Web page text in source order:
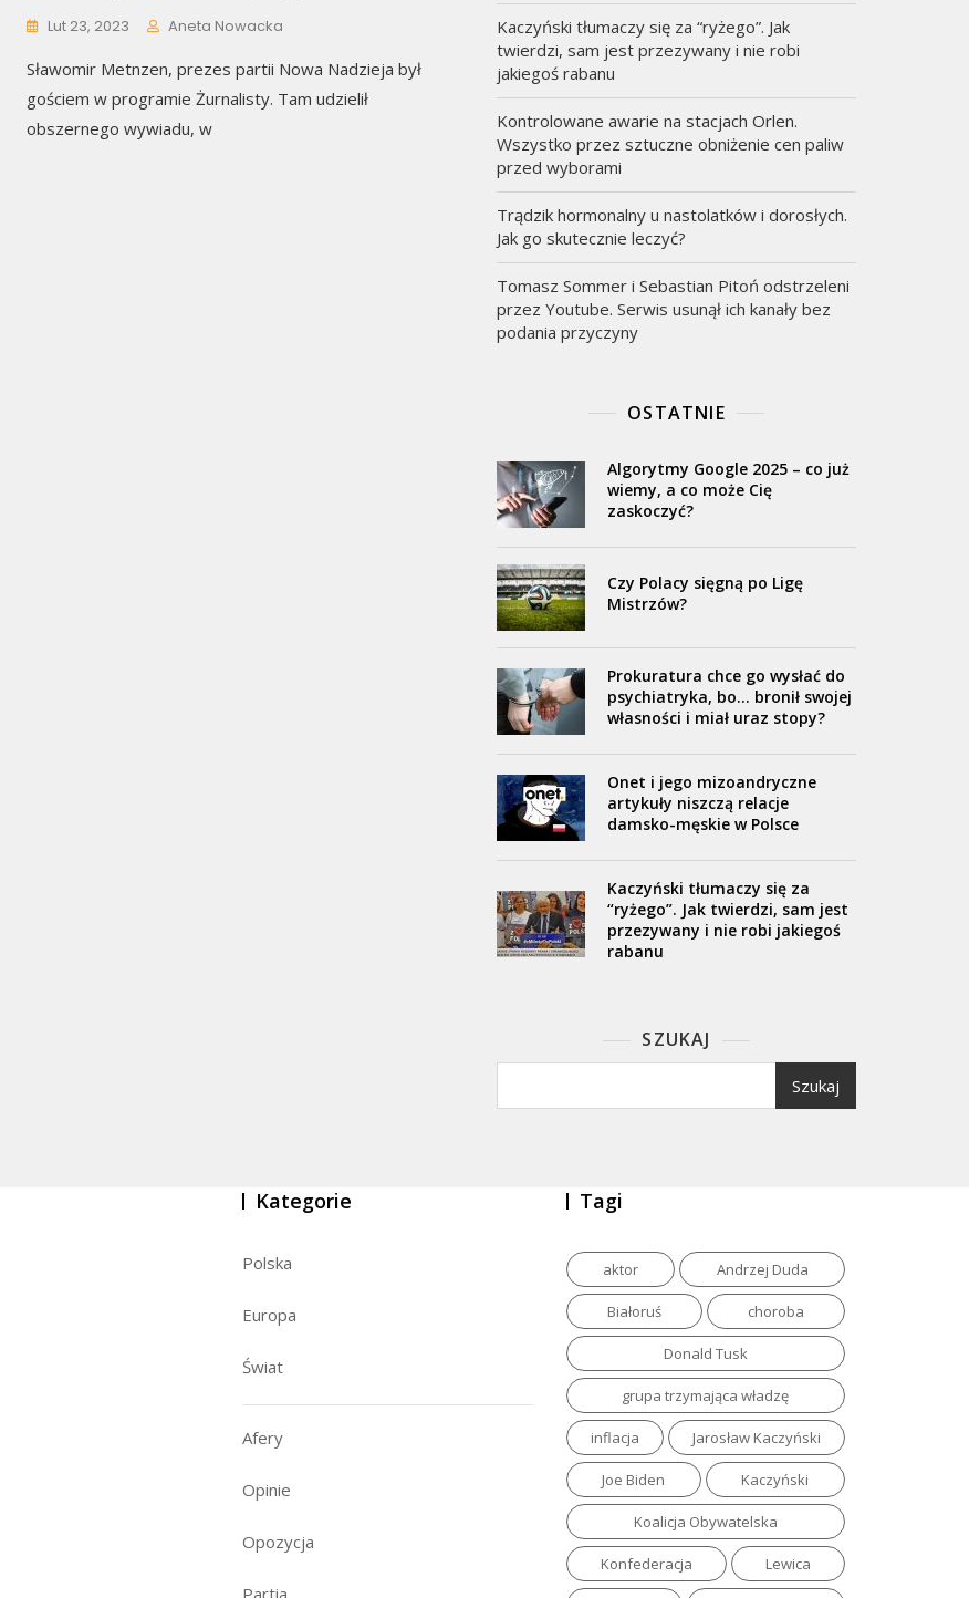
Lut 23, 2023 Aneta Nowacka
Sławomir Metnzen, prezes partii Nowa Nadzieja był
gościem w programie Żurnalisty. Tam udzielił
obszernego wywiadu, w
Kaczyński tłumaczy się za “ryżego”. Jak
twierdzi, sam jest przezywany i nie robi
jakiegoś rabanu
Kontrolowane awarie na stacjach Orlen.
Wszystko przez sztuczne obniżenie cen paliw
przed wyborami
Trądzik hormonalny u nastolatków i dorosłych.
Jak go skutecznie leczyć?
Tomasz Sommer i Sebastian Pitoń odstrzeleni
przez Youtube. Serwis usunął ich kanały bez
podania przyczyny
OSTATNIE
Algorytmy Google 2025 – co już
wiemy, a co może Cię
zaskoczyć?
Czy Polacy sięgną po Ligę
Mistrzów?
Prokuratura chce go wysłać do
psychiatryka, bo… bronił swojej
własności i miał uraz stopy?
Onet i jego mizoandryczne
artykuły niszczą relacje
damsko-męskie w Polsce
Kaczyński tłumaczy się za
“ryżego”. Jak twierdzi, sam jest
przezywany i nie robi jakiegoś
rabanu
SZUKAJ
Szukaj
Kategorie
Polska
Europa
Świat
Afery
Opinie
Opozycja
Tagi
aktor Andrzej Duda
Białoruś choroba
Donald Tusk
grupa trzymająca władzę
inflacja Jarosław Kaczyński
Joe Biden Kaczyński
Koalicja Obywatelska
Konfederacja Lewica